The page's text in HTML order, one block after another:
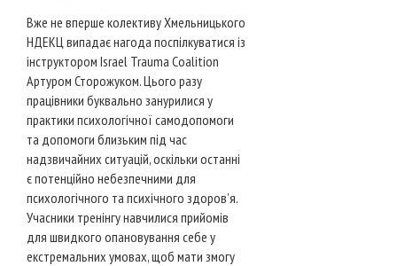
Вже не вперше колективу Хмельницького
НДЕКЦ випадає нагода поспілкуватися із
інструктором Israel Trauma Coalition
Артуром Сторожуком. Цього разу
працівники буквально занурилися у
практики психологічної самодопомоги
та допомоги близьким під час
надзвичайних ситуацій, оскільки останні
є потенційно небезпечними для
психологічного та психічного здоров’я.
Учасники тренінгу навчилися прийомів
для швидкого опановування себе у
екстремальних умовах, щоб мати змогу